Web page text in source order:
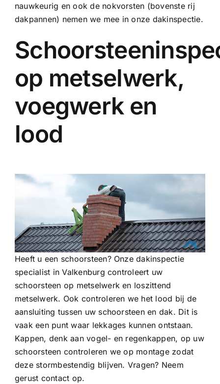
nauwkeurig en ook de nokvorsten (bovenste rij
dakpannen) nemen we mee in onze dakinspectie.
op metselwerk,
voegwerk en
lood
Heeft u een schoorsteen? Onze dakinspectie
specialist in Valkenburg controleert uw
schoorsteen op metselwerk en loszittend
metselwerk. Ook controleren we het lood bij de
aansluiting tussen uw schoorsteen en dak. Dit is
vaak een punt waar lekkages kunnen ontstaan.
Kappen, denk aan vogel- en regenkappen, op uw
schoorsteen controleren we op montage zodat
deze stormbestendig blijven. Vragen? Neem
gerust contact op.